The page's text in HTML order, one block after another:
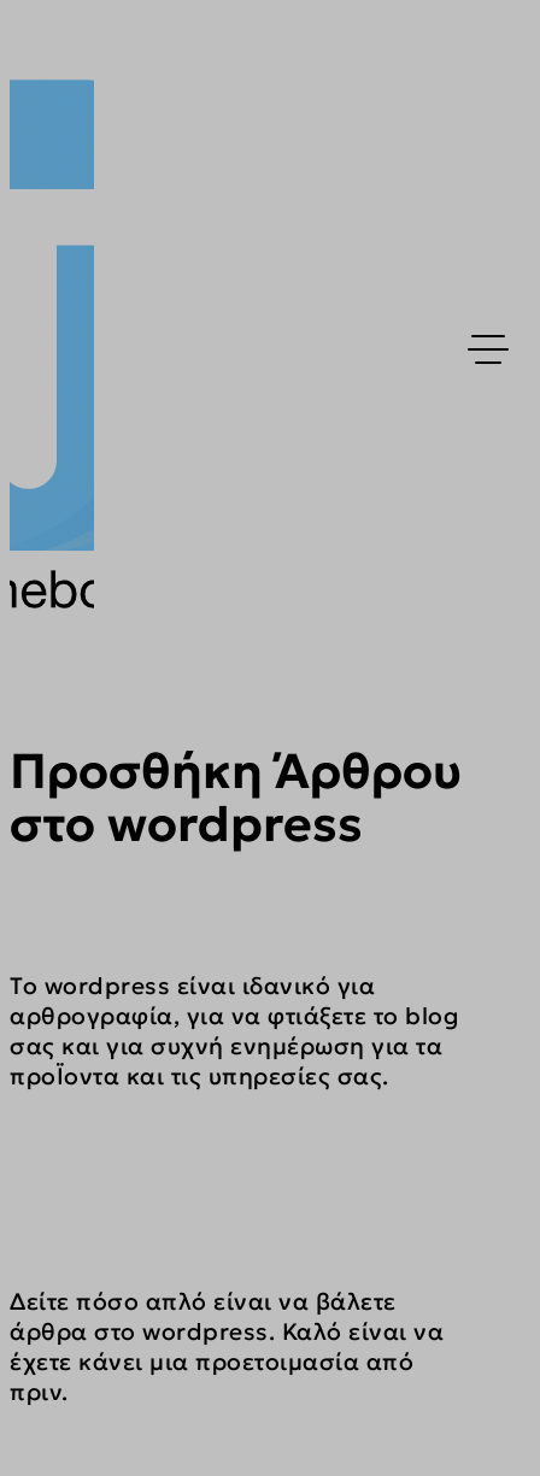
Προσθήκη Άρθρου
στο wordpress
To wordpress είναι ιδανικό για
αρθρογραφία, για να φτιάξετε το blog
σας και για συχνή ενημέρωση για τα
προΪοντα και τις υπηρεσίες σας.
Δείτε πόσο απλό είναι να βάλετε
άρθρα στο wordpress. Καλό είναι να
έχετε κάνει μια προετοιμασία από
πριν.